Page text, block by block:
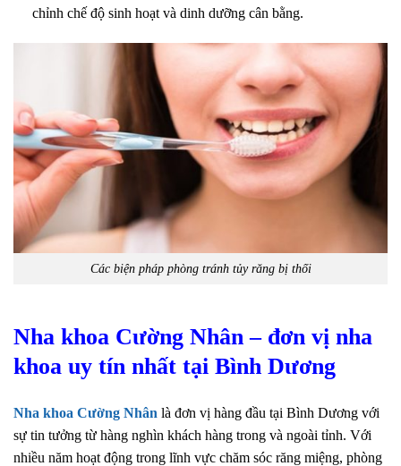
chỉnh chế độ sinh hoạt và dinh dưỡng cân bằng.
Các biện pháp phòng tránh tủy răng bị thối
Nha khoa Cường Nhân – đơn vị nha
khoa uy tín nhất tại Bình Dương
Nha khoa Cường Nhân là đơn vị hàng đầu tại Bình Dương với
sự tin tưởng từ hàng nghìn khách hàng trong và ngoài tỉnh. Với
nhiều năm hoạt động trong lĩnh vực chăm sóc răng miệng, phòng